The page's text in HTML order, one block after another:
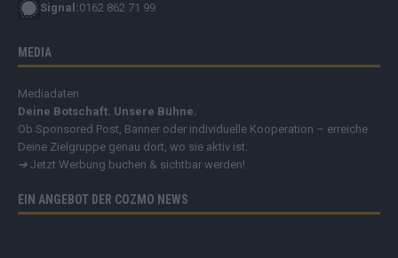
Signal:0162 862 71 99
MEDIA
Mediadaten
Deine Botschaft. Unsere Bühne.
Ob Sponsored Post, Banner oder individuelle Kooperation – erreiche
Deine Zielgruppe genau dort, wo sie aktiv ist.
➔ Jetzt Werbung buchen & sichtbar werden!
EIN ANGEBOT DER COZMO NEWS